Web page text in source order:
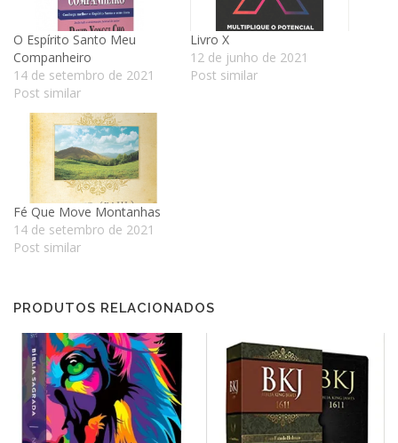
O Espírito Santo Meu
Companheiro
14 de setembro de 2021
Post similar
Livro X
12 de junho de 2021
Post similar
Fé Que Move Montanhas
14 de setembro de 2021
Post similar
PRODUTOS RELACIONADOS